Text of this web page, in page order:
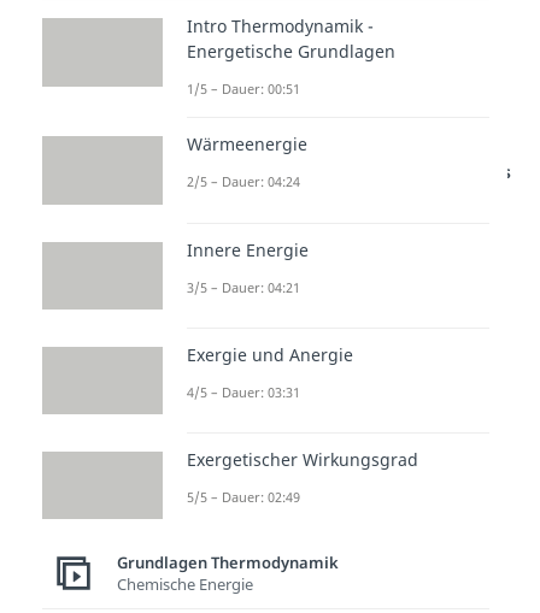
Volumenarbeitkönnen wir
folgendermaßen berechnen:
Studyflix vernetzt: Hier ein Video aus
einem anderen Bereich
T-S-Diagramm
Temperatur Tüber die
aufgetragen.
Intro Thermodynamik -
Energetische Grundlagen
1/5 – Dauer: 00:51
Wärmeenergie
2/5 – Dauer: 04:24
Innere Energie
3/5 – Dauer: 04:21
Exergie und Anergie
4/5 – Dauer: 03:31
Exergetischer Wirkungsgrad
5/5 – Dauer: 02:49
Grundlagen Thermodynamik
Chemische Energie